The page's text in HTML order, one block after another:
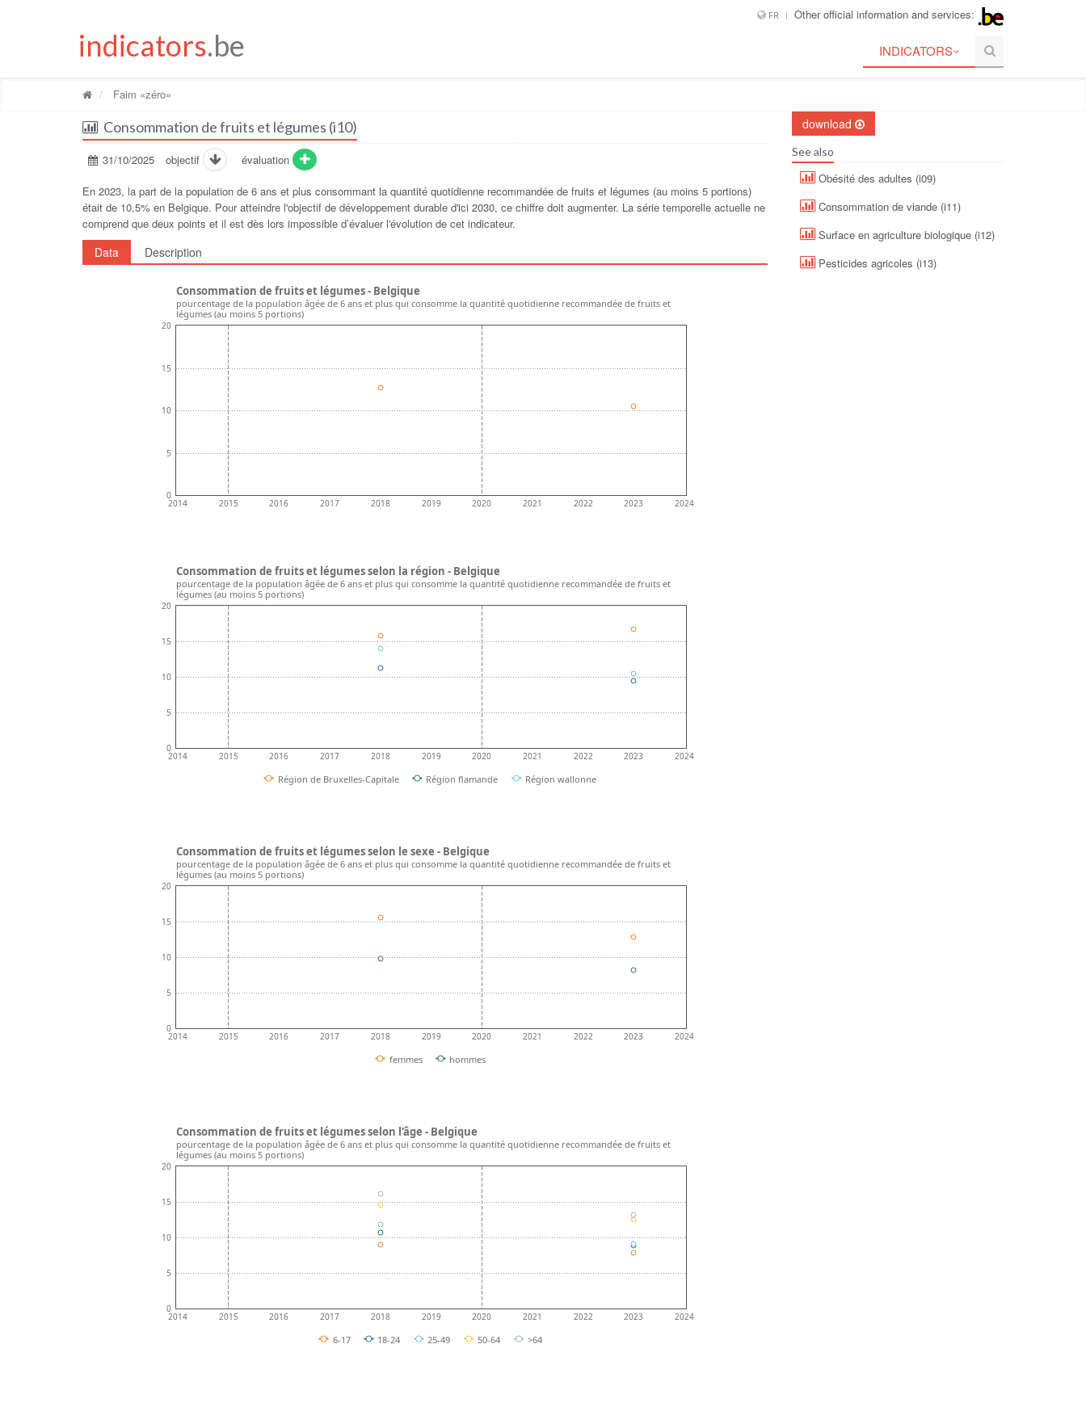
FR Other official information and services:
indicators.be INDICATORS
Faim «zéro»
Consommation de fruits et légumes (i10)
31/10/2025 objectif évaluation
En 2023, la part de la population de 6 ans et plus consommant la quantité quotidienne recommandée de fruits et légumes (au moins 5 portions)
était de 10,5% en Belgique. Pour atteindre l'objectif de développement durable d'ici 2030, ce chiffre doit augmenter. La série temporelle actuelle ne
comprend que deux points et il est dès lors impossible d’évaluer l'évolution de cet indicateur.
Data Description
2014 2015 2016 2017 2018 2019 2020 2021 2022 2023 2024
0
5
10
15
20
Consommation de fruits et légumes - Belgique
pourcentage de la population âgée de 6 ans et plus qui consomme la quantité quotidienne recommandée de fruits et
légumes (au moins 5 portions)
2014 2015 2016 2017 2018 2019 2020 2021 2022 2023 2024
0
5
10
15
20
Région de Bruxelles-Capitale Région flamande Région wallonne
Consommation de fruits et légumes selon la région - Belgique
pourcentage de la population âgée de 6 ans et plus qui consomme la quantité quotidienne recommandée de fruits et
légumes (au moins 5 portions)
2014 2015 2016 2017 2018 2019 2020 2021 2022 2023 2024
0
5
10
15
20
femmes hommes
Consommation de fruits et légumes selon le sexe - Belgique
pourcentage de la population âgée de 6 ans et plus qui consomme la quantité quotidienne recommandée de fruits et
légumes (au moins 5 portions)
2014 2015 2016 2017 2018 2019 2020 2021 2022 2023 2024
0
5
10
15
20
6-17 18-24 25-49 50-64 >64
Consommation de fruits et légumes selon l'âge - Belgique
pourcentage de la population âgée de 6 ans et plus qui consomme la quantité quotidienne recommandée de fruits et
légumes (au moins 5 portions)
download
See also
Obésité des adultes (i09)
Consommation de viande (i11)
Surface en agriculture biologique (i12)
Pesticides agricoles (i13)